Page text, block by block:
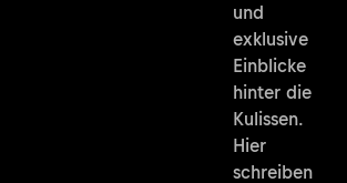
und
exklusive
Einblicke
hinter die
Kulissen.
Hier
schreiben